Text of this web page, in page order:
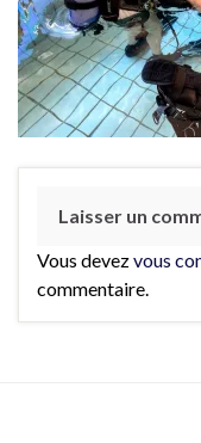
Laisser un
Vous devezvous
commentaire.